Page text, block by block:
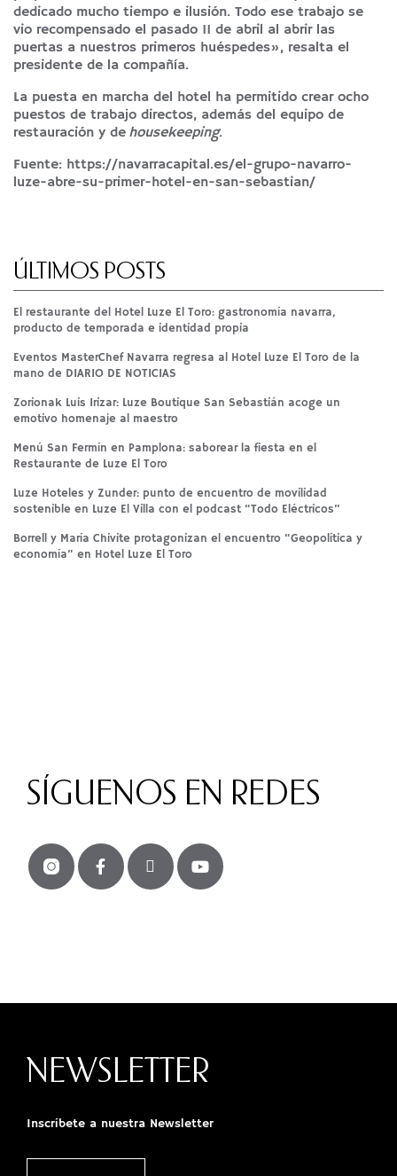
dedicado mucho tiempo e ilusión. Todo ese trabajo se
vio recompensado el pasado 11 de abril al abrir las
puertas a nuestros primeros huéspedes», resalta el
presidente de la compañía.
La puesta en marcha del hotel ha permitido crear ocho
puestos de trabajo directos, además del equipo de
restauración y de housekeeping.
Fuente: https://navarracapital.es/el-grupo-navarro-
luze-abre-su-primer-hotel-en-san-sebastian/
ÚLTIMOS POSTS
El restaurante del Hotel Luze El Toro: gastronomía navarra,
producto de temporada e identidad propia
Eventos MasterChef Navarra regresa al Hotel Luze El Toro de la
mano de DIARIO DE NOTICIAS
Zorionak Luis Irizar: Luze Boutique San Sebastián acoge un
emotivo homenaje al maestro
Menú San Fermín en Pamplona: saborear la fiesta en el
Restaurante de Luze El Toro
Luze Hoteles y Zunder: punto de encuentro de movilidad
sostenible en Luze El Villa con el podcast “Todo Eléctricos”
Borrell y María Chivite protagonizan el encuentro “Geopolítica y
economía” en Hotel Luze El Toro
SÍGUENOS EN REDES
NEWSLETTER
Inscríbete a nuestra Newsletter